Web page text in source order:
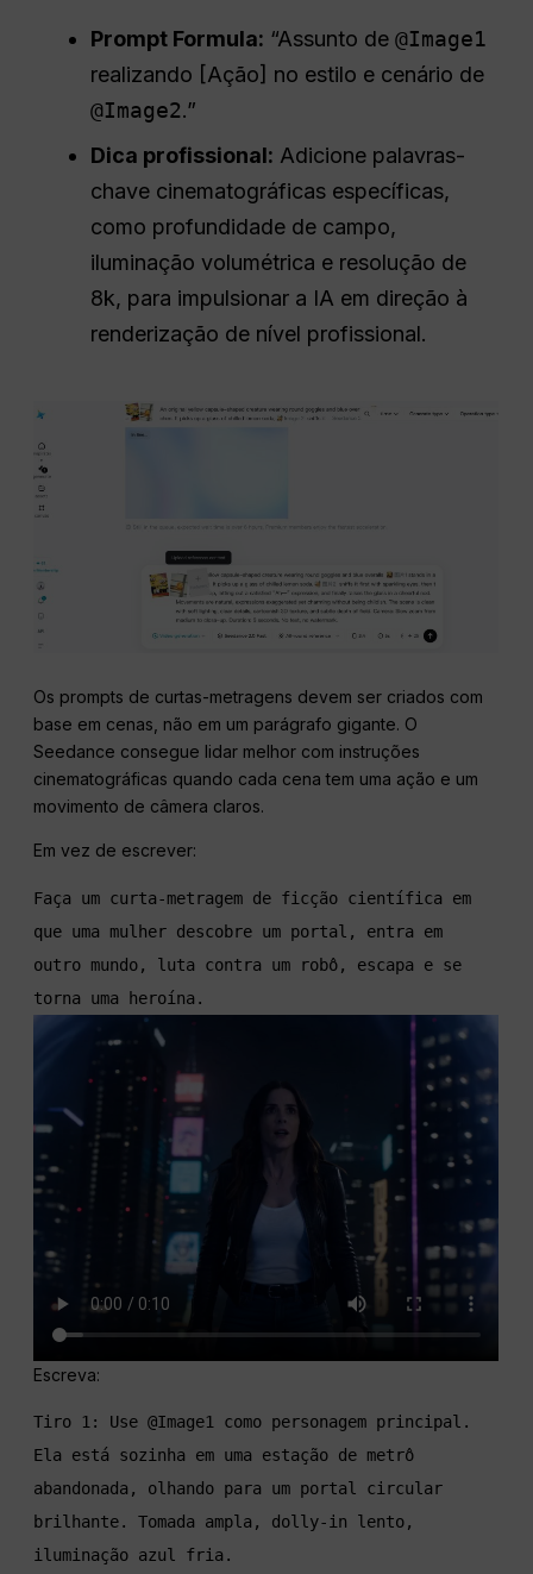
Prompt Formula: “Assunto de@Image1
realizando [Ação] no estilo e cenário de
@Image2.”
Dica profissional: Adicione palavras-
chave cinematográficas específicas,
como profundidade de campo,
iluminação volumétrica e resolução de
8k, para impulsionar a IA em direção à
renderização de nível profissional.
Os prompts de curtas-metragens devem ser criados com
base em cenas, não em um parágrafo gigante. O
Seedance consegue lidar melhor com instruções
cinematográficas quando cada cena tem uma ação e um
movimento de câmera claros.
Em vez de escrever:
Faça um curta-metragem de ficção científica em
que uma mulher descobre um portal, entra em
outro mundo, luta contra um robô, escapa e se
Escreva:
Tiro 1: Use @Image1 como personagem principal.
Ela está sozinha em uma estação de metrô
abandonada, olhando para um portal circular
brilhante. Tomada ampla, dolly-in lento,
iluminação azul fria.